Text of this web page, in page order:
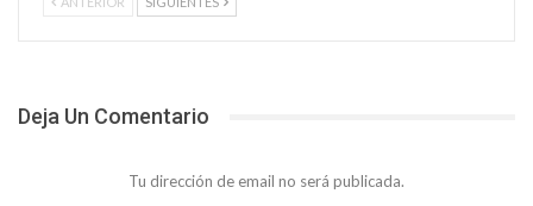
Deja Un Comentario
Tu dirección de email no será publicada.